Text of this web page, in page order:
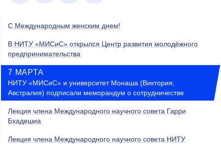
С Международным женским днем!
В НИТУ «МИСиС» открылся Центр развития молодёжного
предпринимательства
7 МАРТА
НИТУ «МИСиС» и университет Монаша (Виктория,
Австралия) подписали меморандум о сотрудничестве
Лекция члена Международного научного совета Гарри
Бхадешиа
Лекция члена Международного научного совета НИТУ